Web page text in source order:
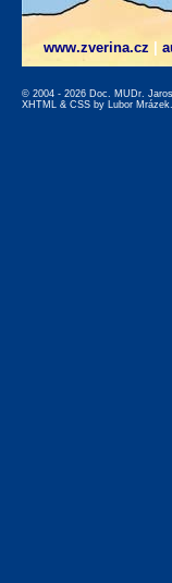
www.zverina.cz
© 2004 - 2026 Doc. MUDr.
XHTML & CSS by Lubor Mrázek